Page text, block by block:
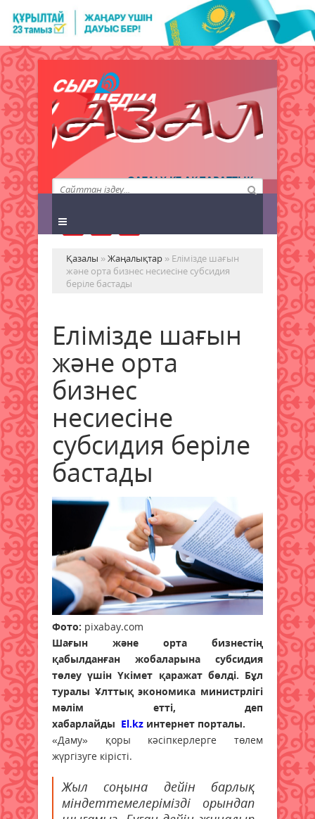
QAZALY.KZ АҚПАРАТТЫҚ
АГЕНТТІГІ
Қазалы »Жаңалықтар » Елімізде шағын
және орта бизнес несиесіне субсидия
беріле бастады
Елімізде шағын
және орта
бизнес
несиесіне
субсидия беріле
бастады
Фото: pixabay.com
Шағын және орта бизнестің
қабылданған жобаларына субсидия
төлеу үшін Үкімет қаражат бөлді. Бұл
туралы Ұлттық экономика министрлігі
мәлім етті, деп
хабарлайды El.kz интернет порталы.
«Даму» қоры кәсіпкерлерге төлем
жүргізуге кірісті.
Жыл соңына дейін барлық
міндеттемелерімізді орындап